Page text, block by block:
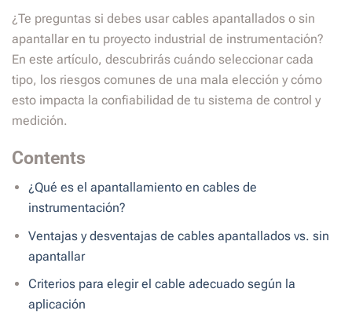
¿Te preguntas si debes usar cables apantallados o sin
apantallar en tu proyecto industrial de instrumentación?
En este artículo, descubrirás cuándo seleccionar cada
tipo, los riesgos comunes de una mala elección y cómo
esto impacta la confiabilidad de tu sistema de control y
medición.
Contents
¿Qué es el apantallamiento en cables de
instrumentación?
Ventajas y desventajas de cables apantallados vs. sin
apantallar
Criterios para elegir el cable adecuado según la
aplicación